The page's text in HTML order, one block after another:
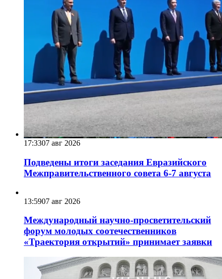
17:3307 авг 2026
Подведены итоги заседания Евразийского
Межправительственного совета 6-7 августа
13:5907 авг 2026
Международный научно-просветительский
форум молодых соотечественников
«Траектория открытий» принимает заявки